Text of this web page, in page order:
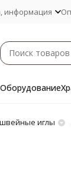
информация
Оборудование
иглы